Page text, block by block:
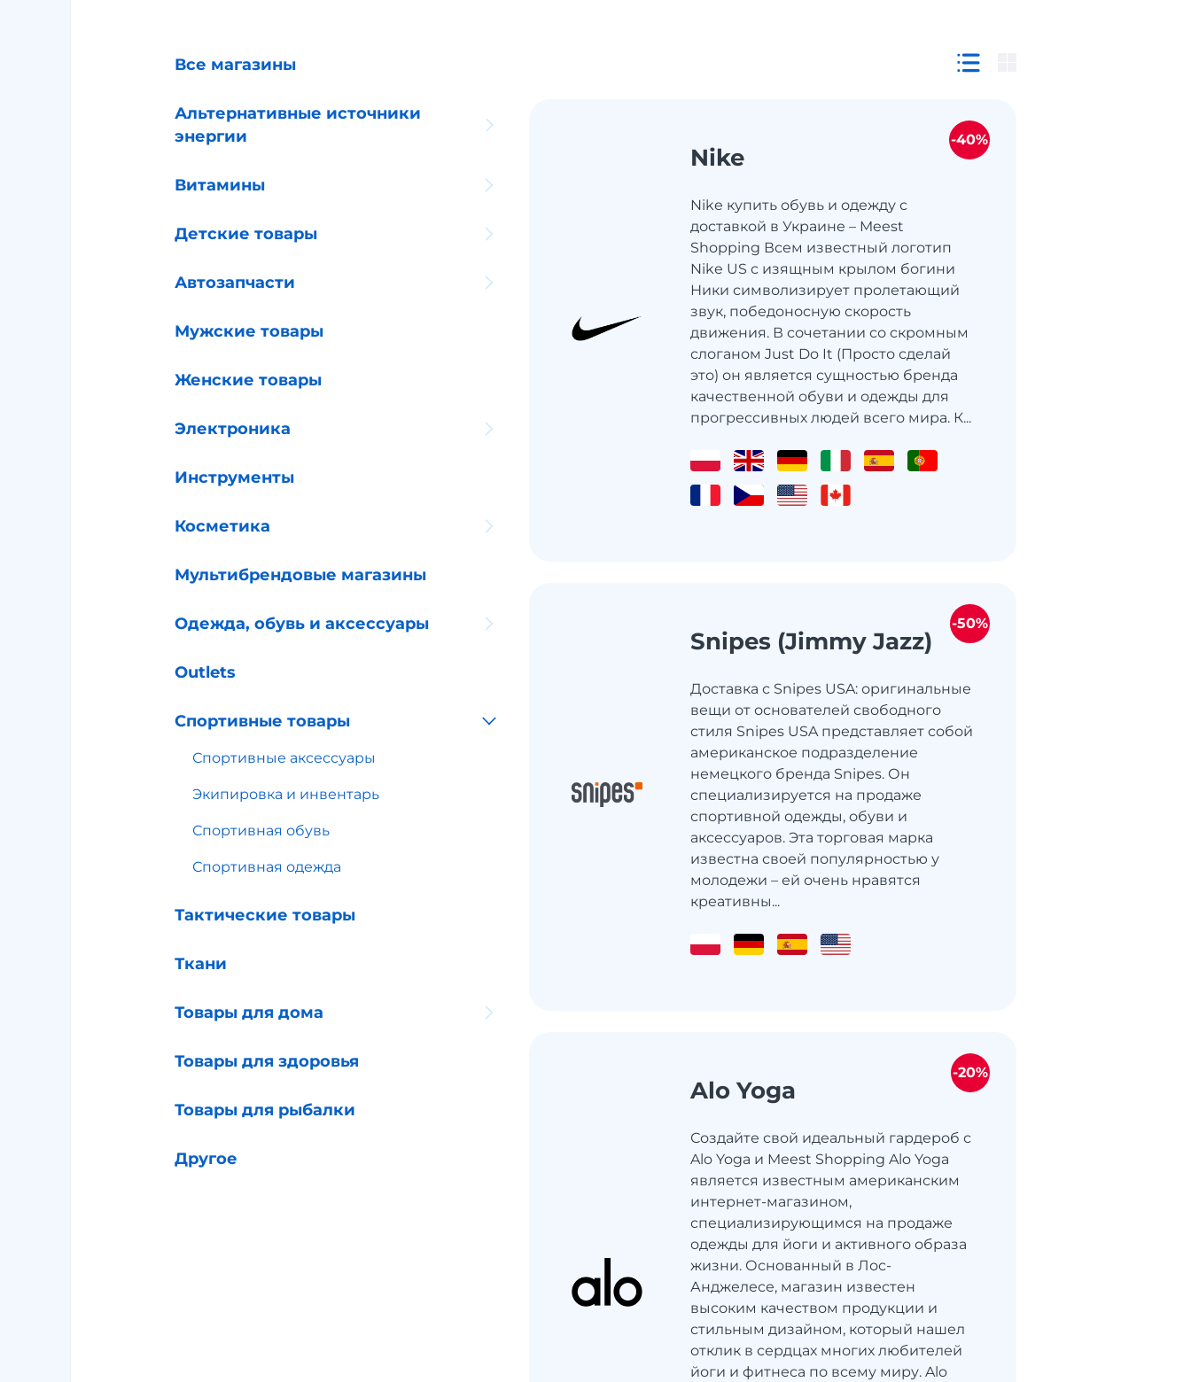
Все магазины
Альтернативные источники
энергии
Витамины
Детские товары
Автозапчасти
Мужские товары
Женские товары
Электроника
Инструменты
Косметика
Мультибрендовые магазины
Одежда, обувь и аксессуары
Outlets
Спортивные товары
Спортивные аксессуары
Экипировка и инвентарь
Спортивная обувь
Спортивная одежда
Тактические товары
Ткани
Товары для дома
Товары для здоровья
Товары для рыбалки
Другое
Nike
Nike купить обувь и одежду с
доставкой в ​​Украине – Meest
Shopping Всем известный логотип
Nike US с изящным крылом богини
Ники символизирует пролетающий
звук, победоносную скорость
движения. В сочетании со скромным
слоганом Just Do It (Просто сделай
это) он является сущностью бренда
качественной обуви и одежды для
прогрессивных людей всего мира. К...
-40%
Snipes (Jimmy Jazz)
Доставка с Snipes USA: оригинальные
вещи от основателей свободного
стиля Snipes USA представляет собой
американское подразделение
немецкого бренда Snipes. Он
специализируется на продаже
спортивной одежды, обуви и
аксессуаров. Эта торговая марка
известна своей популярностью у
молодежи – ей очень нравятся
креативны...
-50%
Alo Yoga
Создайте свой идеальный гардероб с
Alo Yoga и Meest Shopping Alo Yoga
является известным американским
интернет-магазином,
специализирующимся на продаже
одежды для йоги и активного образа
жизни. Основанный в Лос-
Анджелесе, магазин известен
высоким качеством продукции и
стильным дизайном, который нашел
отклик в сердцах многих любителей
йоги и фитнеса по всему миру. Alo
-20%